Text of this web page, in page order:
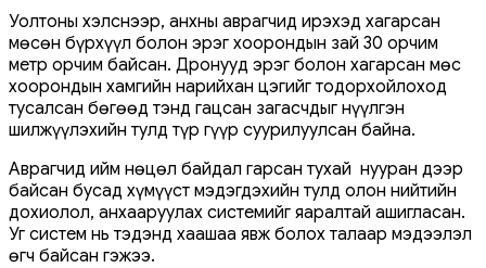
Уолтоны хэлснээр, анхны аврагчид ирэхэд хагарсан
мөсөн бүрхүүл болон эрэг хоорондын зай 30 орчим
метр орчим байсан. Дронууд эрэг болон хагарсан мөс
хоорондын хамгийн нарийхан цэгийг тодорхойлоход
тусалсан бөгөөд тэнд гацсан загасчдыг нүүлгэн
шилжүүлэхийн тулд түр гүүр суурилуулсан байна.
Аврагчид ийм нөцөл байдал гарсан тухай нууран дээр
байсан бусад хүмүүст мэдэгдэхийн тулд олон нийтийн
дохиолол, анхааруулах системийг яаралтай ашигласан.
Уг систем нь тэдэнд хаашаа явж болох талаар мэдээлэл
өгч байсан гэжээ.